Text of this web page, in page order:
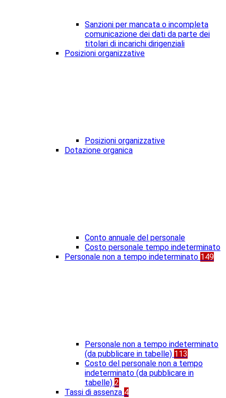
Sanzioni per mancata o incompleta
comunicazione dei dati da parte dei
titolari di incarichi dirigenziali
Posizioni organizzative
Posizioni organizzative
Dotazione organica
Conto annuale del personale
Costo personale tempo indeterminato
Personale non a tempo indeterminato 149
Personale non a tempo indeterminato
(da pubblicare in tabelle) 113
Costo del personale non a tempo
indeterminato (da pubblicare in
tabelle) 2
Tassi di assenza 4